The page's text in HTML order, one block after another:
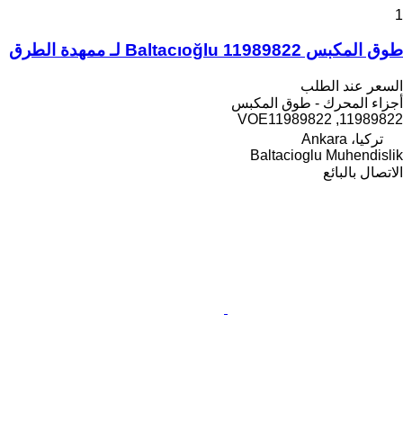
1
طوق المكبس Baltacıoğlu 11989822 لـ ممهدة الطرق
السعر عند الطلب
أجزاء المحرك - طوق المكبس
11989822, VOE11989822
تركيا، Ankara
Baltacioglu Muhendislik
الاتصال بالبائع